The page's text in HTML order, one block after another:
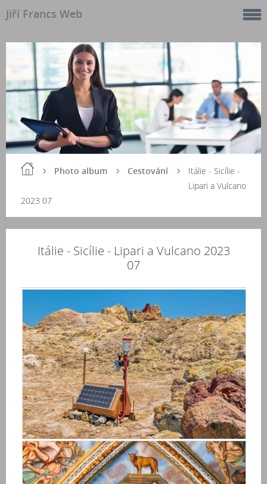
Jiří Francs Web
Photo album Cestování
Itálie - Sicílie -
Lipari a Vulcano
2023 07
Itálie - Sicílie - Lipari a Vulcano 2023
07